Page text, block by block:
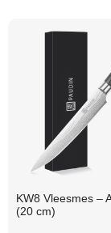
KW8 Vleesmes –
(20 cm)